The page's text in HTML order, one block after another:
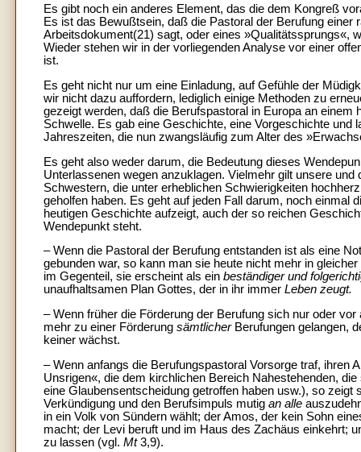
Es gibt noch ein anderes Element, das die dem Kongreß
Es ist das Bewußtsein, daß die Pastoral der Berufung
Arbeitsdokument(21) sagt, oder eines »Qualitätssprungs«,
Wieder stehen wir in der vorliegenden Analyse vor einer
ist.
Es geht nicht nur um eine Einladung, auf Gefühle der
wir nicht dazu auffordern, lediglich einige Methoden zu
gezeigt werden, daß die Berufspastoral in Europa an
Schwelle. Es gab eine Geschichte, eine Vorgeschichte
Jahreszeiten, die nun zwangsläufig zum Alter des
Es geht also weder darum, die Bedeutung dieses
Unterlassenen wegen anzuklagen. Vielmehr gilt unsere
Schwestern, die unter erheblichen Schwierigkeiten
geholfen haben. Es geht auf jeden Fall darum, noch einmal
heutigen Geschichte aufzeigt, auch der so reichen
Wendepunkt steht.
– Wenn die Pastoral der Berufung entstanden ist als eine
gebunden war, so kann man sie heute nicht mehr in
im Gegenteil, sie erscheint als ein beständiger und
unaufhaltsamen Plan Gottes, der in ihr immer Leben zeugt.
– Wenn früher die Förderung der Berufung sich nur oder
mehr zu einer Förderung sämtlicher Berufungen gelangen,
keiner wächst.
– Wenn anfangs die Berufungspastoral Vorsorge traf, ihren
Unsrigen«, die dem kirchlichen Bereich Nahestehenden,
eine Glaubensentscheidung getroffen haben usw.), so
Verkündigung und den Berufsimpuls mutig an alle
in ein Volk von Sündern wählt; der Amos, der kein Sohn
macht; der Levi beruft und im Haus des Zachäus einkehrt;
zu lassen (vgl. Mt3,9).